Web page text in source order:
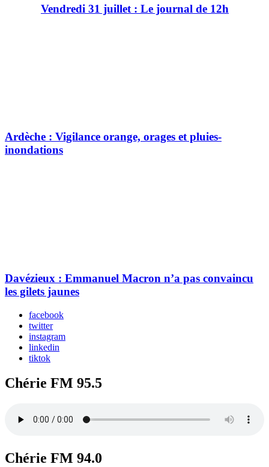
Vendredi 31 juillet : Le journal de 12h
Ardèche : Vigilance orange, orages et pluies-
inondations
Davézieux : Emmanuel Macron n’a pas convaincu
les gilets jaunes
facebook
twitter
instagram
linkedin
tiktok
Chérie FM 95.5
Chérie FM 94.0